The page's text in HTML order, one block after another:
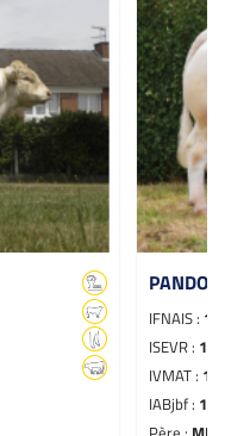
IFNAIS :
ISEVR : 112
IVMAT :
IABjbf : 116